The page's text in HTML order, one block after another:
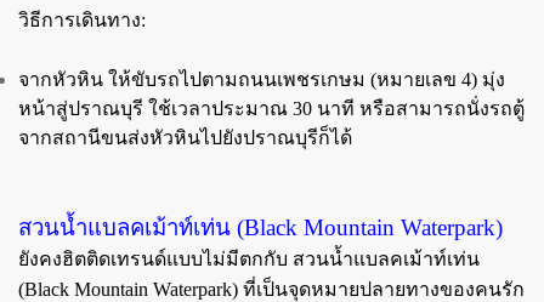
วิธีการเดินทาง:
จากหัวหิน ให้ขับรถไปตามถนนเพชรเกษม (หมายเลข 4) มุ่ง
หน้าสู่ปราณบุรี ใช้เวลาประมาณ 30 นาที หรือสามารถนั่งรถตู้
จากสถานีขนส่งหัวหินไปยังปราณบุรีก็ได้
สวนน้ำแบลคเม้าท์เท่น (Black Mountain Waterpark)
ยังคงฮิตติดเทรนด์แบบไม่มีตกกับ สวนน้ำแบลคเม้าท์เท่น
(Black Mountain Waterpark) ที่เป็นจุดหมายปลายทางของคนรัก